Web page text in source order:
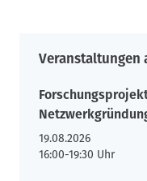
Veranstaltungen
19.08.2026
16:00-19:30 Uhr